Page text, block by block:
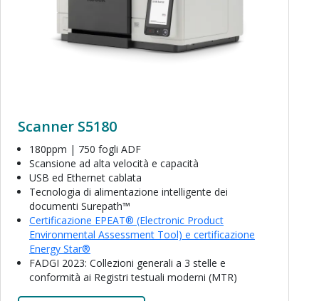
Scanner S5180
180ppm | 750 fogli ADF
Scansione ad alta velocità e capacità
USB ed Ethernet cablata
Tecnologia di alimentazione intelligente dei
documenti Surepath™
Certificazione EPEAT® (Electronic Product
Environmental Assessment Tool) e certificazione
Energy Star®
FADGI 2023: Collezioni generali a 3 stelle e
conformità ai Registri testuali moderni (MTR)